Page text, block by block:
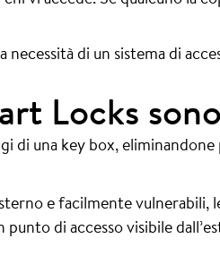
di un sistema di
Locks
una key box, eliminandone
e facilmente
punto di accesso visibile